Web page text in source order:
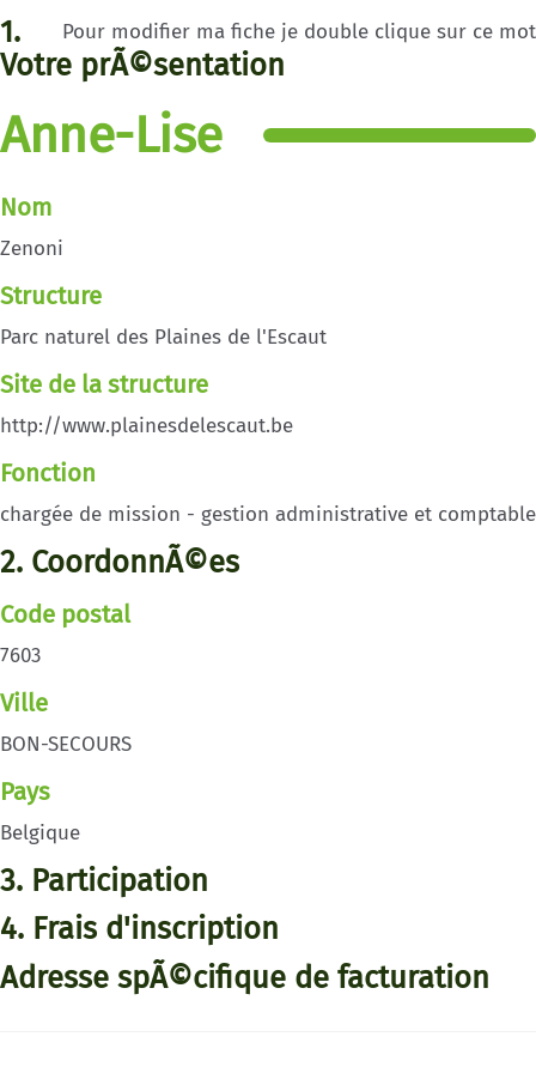
Pour modifier ma fiche je double clique sur ce mot
1.
Votre prÃ©sentation
Anne-Lise
Nom
Zenoni
Structure
Parc naturel des Plaines de l'Escaut
Site de la structure
http://www.plainesdelescaut.be
Fonction
chargée de mission - gestion administrative et comptable
2. CoordonnÃ©es
Code postal
7603
Ville
BON-SECOURS
Pays
Belgique
3. Participation
4. Frais d'inscription
Adresse spÃ©cifique de facturation